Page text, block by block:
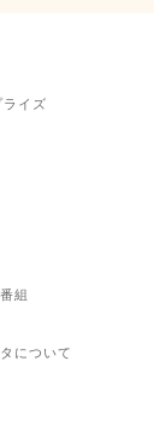
イズ
組
について